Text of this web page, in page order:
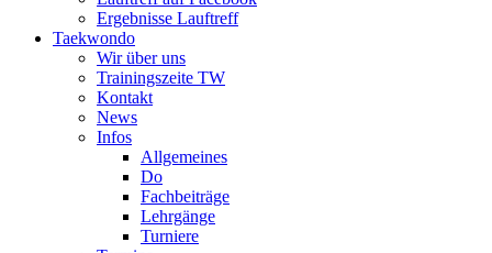
Ergebnisse Lauftreff
Taekwondo
Wir über uns
Trainingszeite TW
Kontakt
News
Infos
Allgemeines
Do
Fachbeiträge
Lehrgänge
Turniere